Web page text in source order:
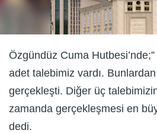
Özgündüz Cuma
adet talebimiz vardı.
gerçekleşti. Diğer üç
zamanda gerçekleşmesi en
dedi.